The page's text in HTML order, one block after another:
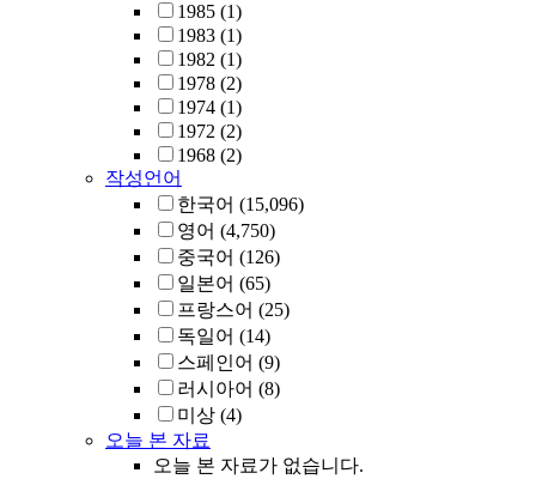
1985 (1)
1983 (1)
1982 (1)
1978 (2)
1974 (1)
1972 (2)
1968 (2)
작성언어
한국어 (15,096)
영어 (4,750)
중국어 (126)
일본어 (65)
프랑스어 (25)
독일어 (14)
스페인어 (9)
러시아어 (8)
미상 (4)
오늘 본 자료
오늘 본 자료가 없습니다.